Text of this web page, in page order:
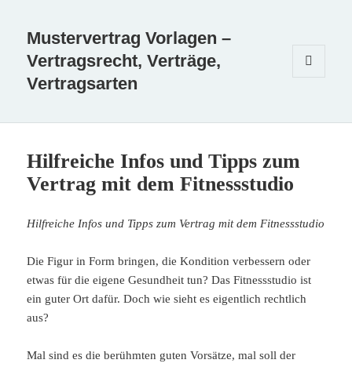
Mustervertrag Vorlagen –
Vertragsrecht, Verträge,
Vertragsarten
Hilfreiche Infos und Tipps zum
Vertrag mit dem Fitnessstudio
Hilfreiche Infos und Tipps zum Vertrag mit dem Fitnessstudio
Die Figur in Form bringen, die Kondition verbessern oder
etwas für die eigene Gesundheit tun? Das Fitnessstudio ist
ein guter Ort dafür. Doch wie sieht es eigentlich rechtlich
aus?
Mal sind es die berühmten guten Vorsätze, mal soll der